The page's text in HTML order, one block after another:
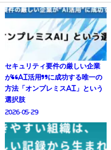
セキュリティ要件の厳しい企業
が“AI活用”に成功する唯一の
方法「オンプレミスAI」という
選択肢
2026-05-29